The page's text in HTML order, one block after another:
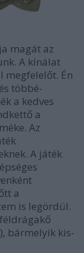
magát az
A kínálat
megfelelőt. Én
többé-
a kedves
a
Az
A játék
a
is legördül.
bármelyik kis-